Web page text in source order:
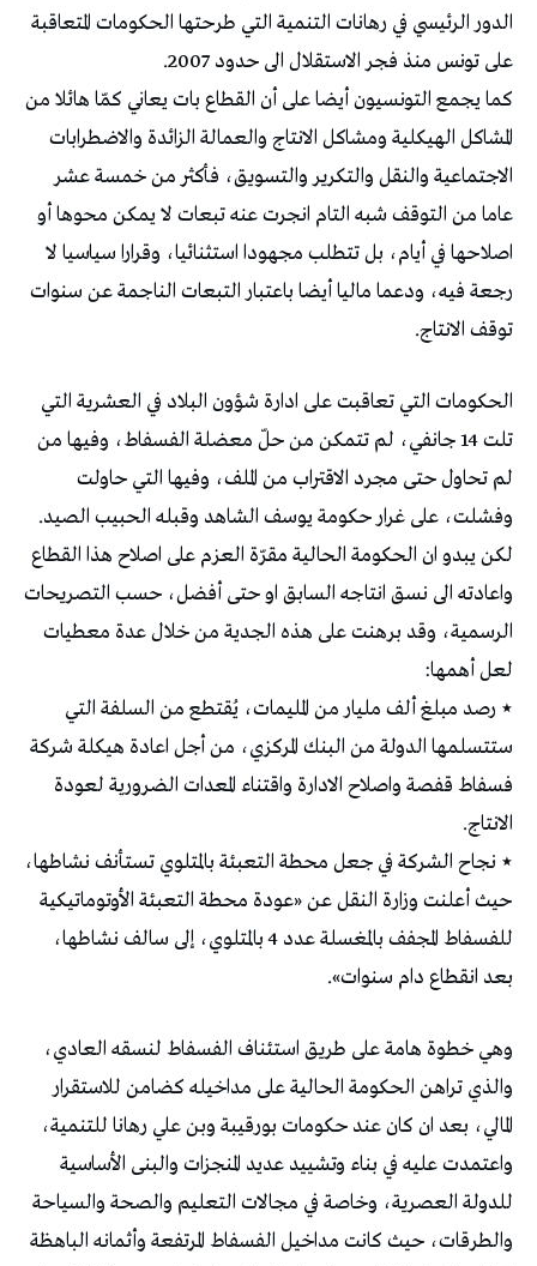
الدور الرئيسي في رهانات التنمية التي طرحتها الحكومات المتعاقبة
على تونس منذ فجر الاستقلال الى حدود 2007.
كما يجمع التونسيون أيضا على أن القطاع بات يعاني كمّا هائلا من
المشاكل الهيكلية ومشاكل الانتاج والعمالة الزائدة والاضطرابات
الاجتماعية والنقل والتكرير والتسويق، فأكثر من خمسة عشر
عاما من التوقف شبه التام انجرت عنه تبعات لا يمكن محوها أو
اصلاحها في أيام، بل تتطلب مجهودا استثنائيا، وقرارا سياسيا لا
رجعة فيه، ودعما ماليا أيضا باعتبار التبعات الناجمة عن سنوات
توقف الانتاج.
الحكومات التي تعاقبت على ادارة شؤون البلاد في العشرية التي
تلت 14 جانفي، لم تتمكن من حلّ معضلة الفسفاط، وفيها من
لم تحاول حتى مجرد الاقتراب من الملف، وفيها التي حاولت
وفشلت، على غرار حكومة يوسف الشاهد وقبله الحبيب الصيد.
لكن يبدو ان الحكومة الحالية مقرّة العزم على اصلاح هذا القطاع
واعادته الى نسق انتاجه السابق او حتى أفضل، حسب التصريحات
الرسمية، وقد برهنت على هذه الجدية من خلال عدة معطيات
لعل أهمها:
٭ رصد مبلغ ألف مليار من المليمات، يُقتطع من السلفة التي
ستتسلمها الدولة من البنك المركزي، من أجل اعادة هيكلة شركة
فسفاط قفصة واصلاح الادارة واقتناء المعدات الضرورية لعودة
الانتاج.
٭ نجاح الشركة في جعل محطة التعبئة بالمتلوي تستأنف نشاطها،
حيث أعلنت وزارة النقل عن «عودة محطة التعبئة الأوتوماتيكية
للفسفاط المجفف بالمغسلة عدد 4 بالمتلوي، إلى سالف نشاطها،
بعد انقطاع دام سنوات».
وهي خطوة هامة على طريق استئناف الفسفاط لنسقه العادي،
والذي تراهن الحكومة الحالية على مداخيله كضامن للاستقرار
المالي، بعد ان كان عند حكومات بورقيبة وبن علي رهانا للتنمية،
واعتمدت عليه في بناء وتشييد عديد المنجزات والبنى الأساسية
للدولة العصرية، وخاصة في مجالات التعليم والصحة والسياحة
والطرقات، حيث كانت مداخيل الفسفاط المرتفعة وأثمانه الباهظة